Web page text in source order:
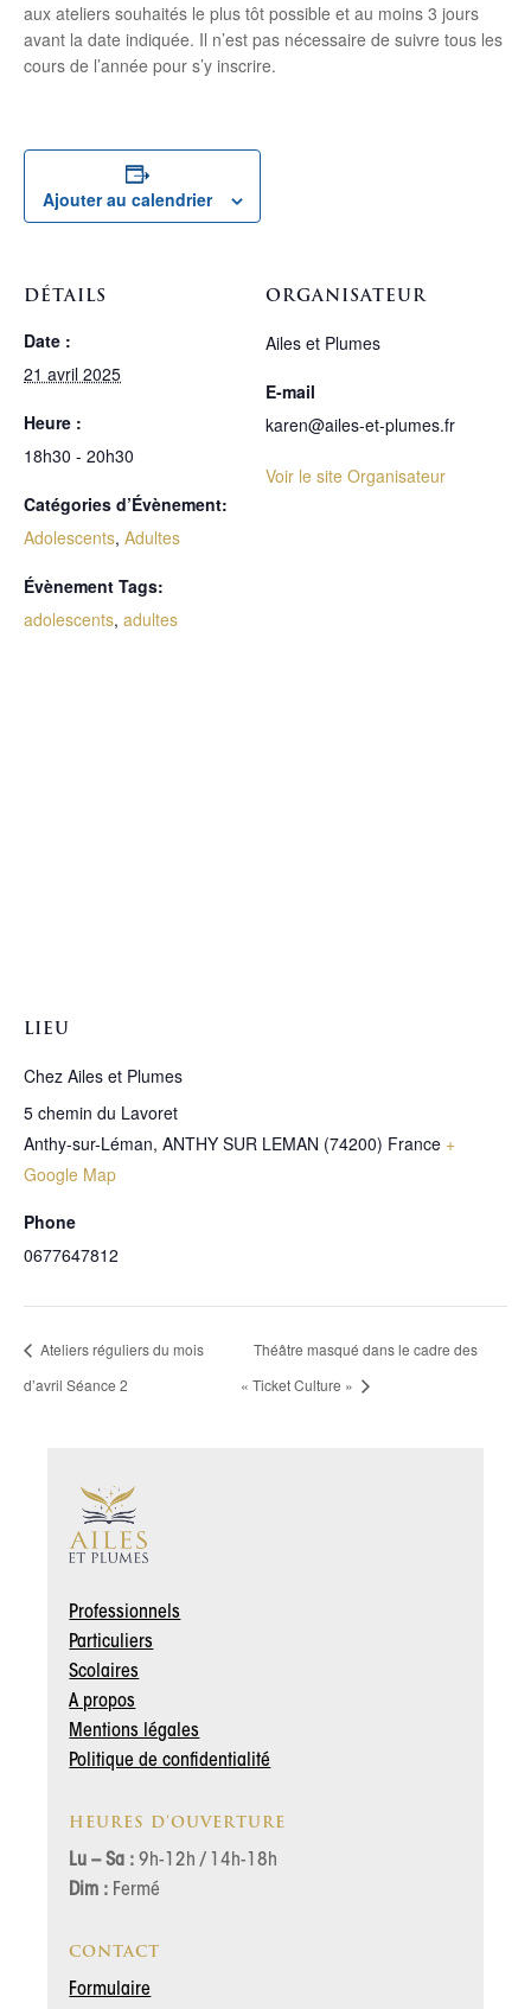
aux ateliers souhaités le plus tôt possible et au moins 3 jours
avant la date indiquée. Il n’est pas nécessaire de suivre tous les
cours de l’année pour s’y inscrire.
Ajouter au calendrier
DÉTAILS
Date :
21 avril 2025
Heure :
18h30 - 20h30
Catégories d’Évènement:
Adolescents, Adultes
Évènement Tags:
adolescents, adultes
ORGANISATEUR
Ailes et Plumes
E-mail
karen@ailes-et-plumes.fr
Voir le site Organisateur
LIEU
Chez Ailes et Plumes
5 chemin du Lavoret
Anthy-sur-Léman, ANTHY SUR LEMAN (74200) France +
Google Map
Phone
0677647812
Ateliers réguliers du mois
d’avril Séance 2
Théâtre masqué dans le cadre des
« Ticket Culture »
Professionnels
Particuliers
Scolaires
A propos
Mentions légales
Politique de confidentialité
HEURES D’OUVERTURE
Lu – Sa : 9h-12h / 14h-18h
Dim : Fermé
CONTACT
Formulaire